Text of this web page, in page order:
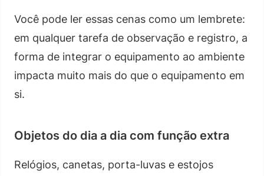
Você pode ler essas cenas como um lembrete:
em qualquer tarefa de observação e registro, a
forma de integrar o equipamento ao ambiente
impacta muito mais do que o equipamento em
si.
Objetos do dia a dia com função extra
Relógios, canetas, porta-luvas e estojos